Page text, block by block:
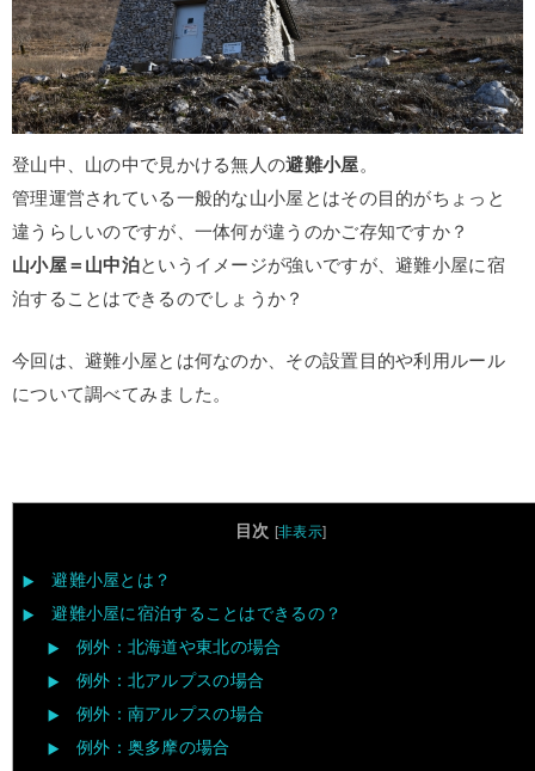
登山中、山の中で見かける無人の避難小屋。
管理運営されている一般的な山小屋とはその目的がちょっと
違うらしいのですが、一体何が違うのかご存知ですか？
山小屋＝山中泊というイメージが強いですが、避難小屋に宿
泊することはできるのでしょうか？
今回は、避難小屋とは何なのか、その設置目的や利用ルール
について調べてみました。
目次 [非表示]
避難小屋とは？
避難小屋に宿泊することはできるの？
例外：北海道や東北の場合
例外：北アルプスの場合
例外：南アルプスの場合
例外：奥多摩の場合